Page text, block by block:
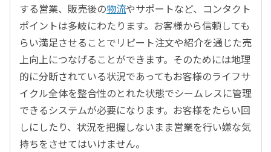
する営業、販売後の物流やサポートなど、コンタクト
ポイントは多岐にわたります。お客様から信頼しても
らい満足させることでリピート注文や紹介を通じた売
上向上につなげることができます。そのためには地理
的に分断されている状況であってもお客様のライフサ
イクル全体を整合性のとれた状態でシームレスに管理
できるシステムが必要になります。お客様をたらい回
しにしたり、状況を把握しないまま営業を行い嫌な気
持ちをさせてはいけません。